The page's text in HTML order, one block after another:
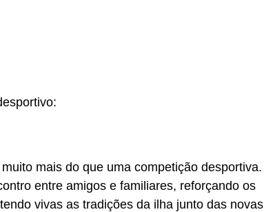
mais do que uma competição desportiva.
entre amigos e familiares, reforçando os
vivas as tradições da ilha junto das novas